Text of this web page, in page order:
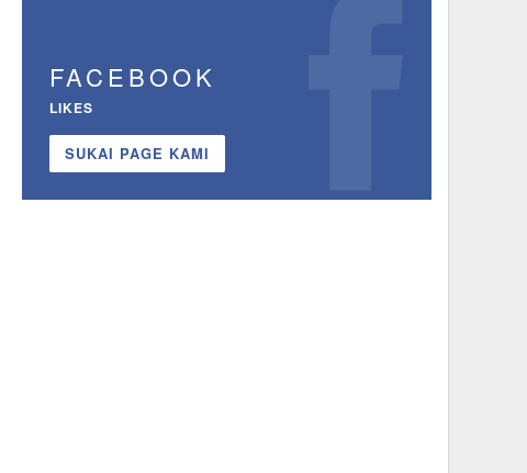
FACEBOOK
LIKES
SUKAI PAGE KAMI